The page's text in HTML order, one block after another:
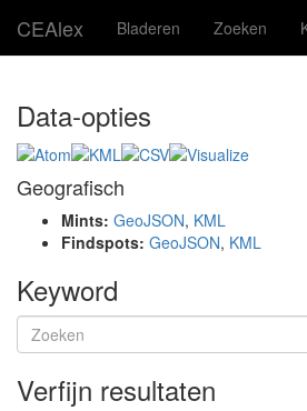
CEAlex Bladeren Zoeken
Data-opties
Geografisch
Mints: GeoJSON, KML
Findspots: GeoJSON, KML
Keyword
Verfijn resultaten